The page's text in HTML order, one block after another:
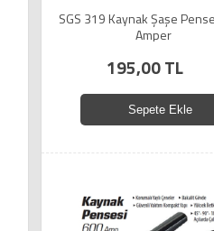
SGS 319 Kaynak Şaşe
Amper
195,00 TL
Sepete Ekle